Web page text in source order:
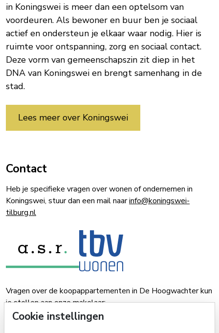
in Koningswei is meer dan een optelsom van
voordeuren. Als bewoner en buur ben je sociaal
actief en ondersteun je elkaar waar nodig. Hier is
ruimte voor ontspanning, zorg en sociaal contact.
Deze vorm van gemeenschapszin zit diep in het
DNA van Koningswei en brengt samenhang in de
stad.
Lees meer over Koningswei
Contact
Heb je specifieke vragen over wonen of ondernemen in
Koningswei, stuur dan een mail naarinfo@koningswei-
tilburg.nl
Vragen over de koopappartementen in De Hoogwachter kun
je stellen aan onze makelaar:
Cookie instellingen